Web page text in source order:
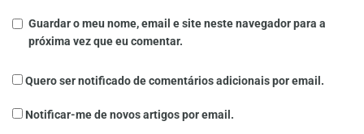
Guardar o meu nome, email e site neste navegador para a
próxima vez que eu comentar.
Quero ser notificado de comentários adicionais por email.
Notificar-me de novos artigos por email.